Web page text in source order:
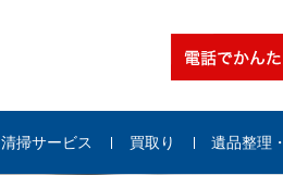
清掃サービス 買取り 遺品整理